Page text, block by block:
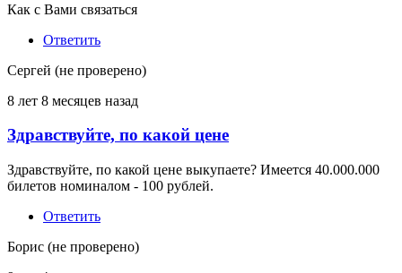
Куплю
Облигации
Гарант
(не
проверено)
Как с Вами связаться
Ответить
Сергей (не проверено)
8 лет 8 месяцев назад
Ответ
на
Куплю
Облигации
Гарант
(не
проверено)
Здравствуйте, по какой цене
Здравствуйте, по какой цене выкупаете? Имеется 40.000.000
билетов номиналом - 100 рублей.
Ответить
Борис (не проверено)